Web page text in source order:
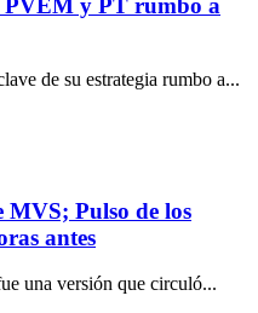
y PT rumbo a
de su estrategia rumbo a...
MVS; Pulso de los
antes
una versión que circuló...